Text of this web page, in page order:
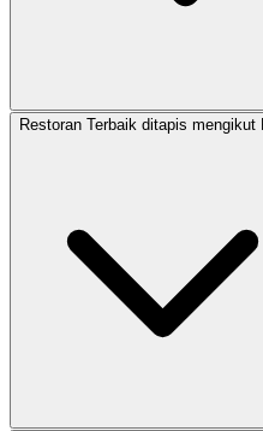
Restoran Terbaik ditapis mengikut